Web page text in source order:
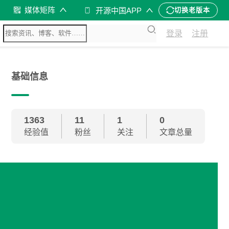
媒体矩阵 开源中国APP 切换老版本
登录 注册
基础信息
1363
经验值
11
粉丝
1
关注
0
文章总量